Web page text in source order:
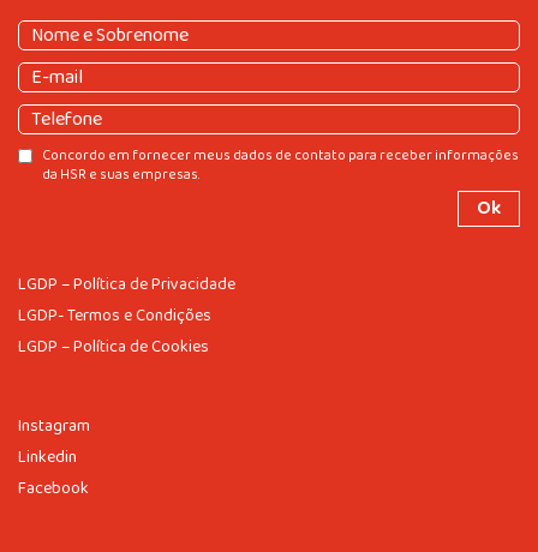
LGDP – Política de Privacidade
LGDP- Termos e Condições
LGDP – Política de Cookies
Instagram
Linkedin
Facebook
Nome
e
Sobrenome(obrigatório)
Nome
e
Sobrenome
E-
mail(obrigatório)
Telefone
Consentir
Concordo em fornecer meus dados de contato para receber informações
da HSR e suas empresas.